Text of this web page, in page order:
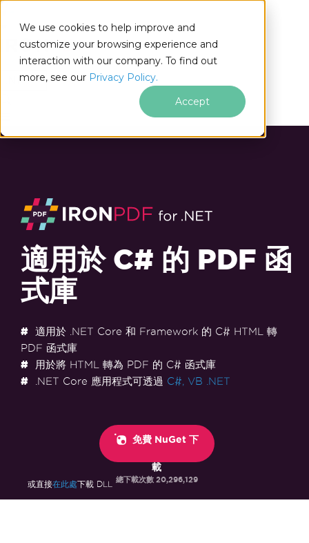
We use cookies to help improve and
customize your browsing experience and
interaction with our company. To find out
more, see our Privacy Policy.
Accept
.NET
適用於 C# 的 PDF 函
式庫
適用於 .NET Core 和 Framework 的 C# HTML 轉
PDF 函式庫
用於將 HTML 轉為 PDF 的 C# 函式庫
.NET Core 應用程式可透過 C#, VB .NET
免費 NuGet 下
載
總下載次數20,296,129
或直接在此處下載 DLL